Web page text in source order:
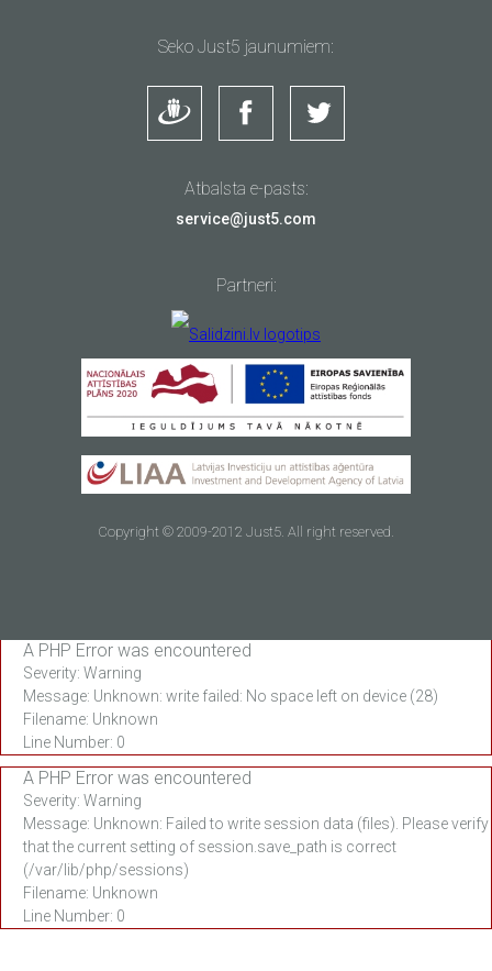
Seko Just5 jaunumiem:
Atbalsta e-pasts:
service@just5.com
Partneri:
Copyright © 2009-2012 Just5. All right reserved.
A PHP Error was encountered
Severity: Warning
Message: Unknown: write failed: No space left on device (28)
Filename: Unknown
Line Number: 0
A PHP Error was encountered
Severity: Warning
Message: Unknown: Failed to write session data (files). Please verify
that the current setting of session.save_path is correct
(/var/lib/php/sessions)
Filename: Unknown
Line Number: 0